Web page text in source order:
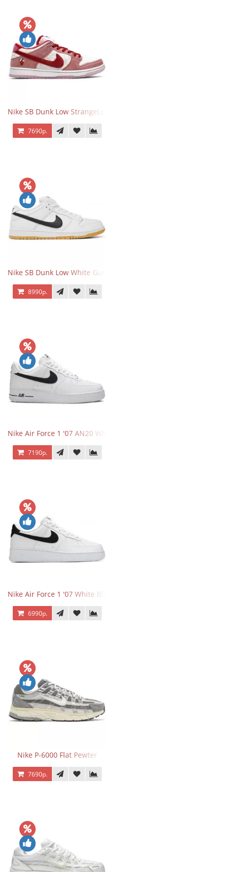
Nike SB Dunk Low StrangeLove Valentine's Day
7690р.
Nike SB Dunk Low White Gum
8990р.
Nike Air Force 1 '07 AN20 White Black
7190р.
Nike Air Force 1 '07 White Black
6990р.
Nike P-6000 Flat Pewter
7690р.